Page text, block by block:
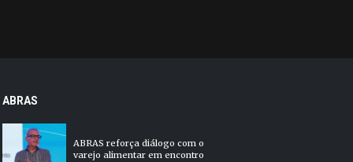
ABRAS
ABRAS reforça diálogo com o
varejo alimentar em encontro